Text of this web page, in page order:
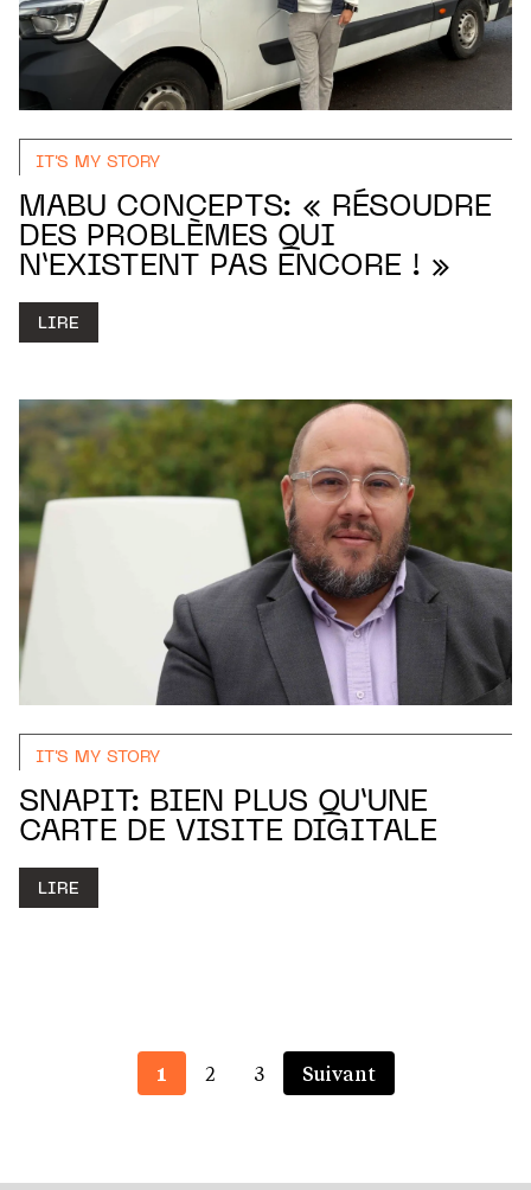
IT'S MY STORY
MABU CONCEPTS: « RÉSOUDRE
DES PROBLÈMES QUI
N’EXISTENT PAS ENCORE ! »
LIRE
IT'S MY STORY
SNAPIT: BIEN PLUS QU’UNE
CARTE DE VISITE DIGITALE
LIRE
1 2 3 Suivant